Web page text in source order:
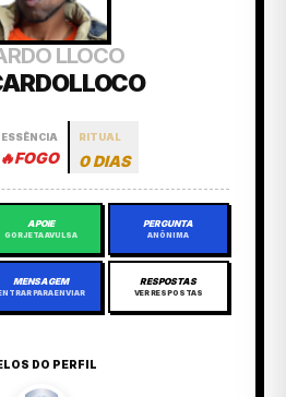
LLOCO
ESSÊNCIA
🔥FOGO
RITUAL
0 DIAS
APOIE
GORJETA AVULSA
PERGUNTA
ANÔNIMA
MENSAGEM
PARA ENVIAR
RESPOSTAS
VER RESPOSTAS
DO PERFIL